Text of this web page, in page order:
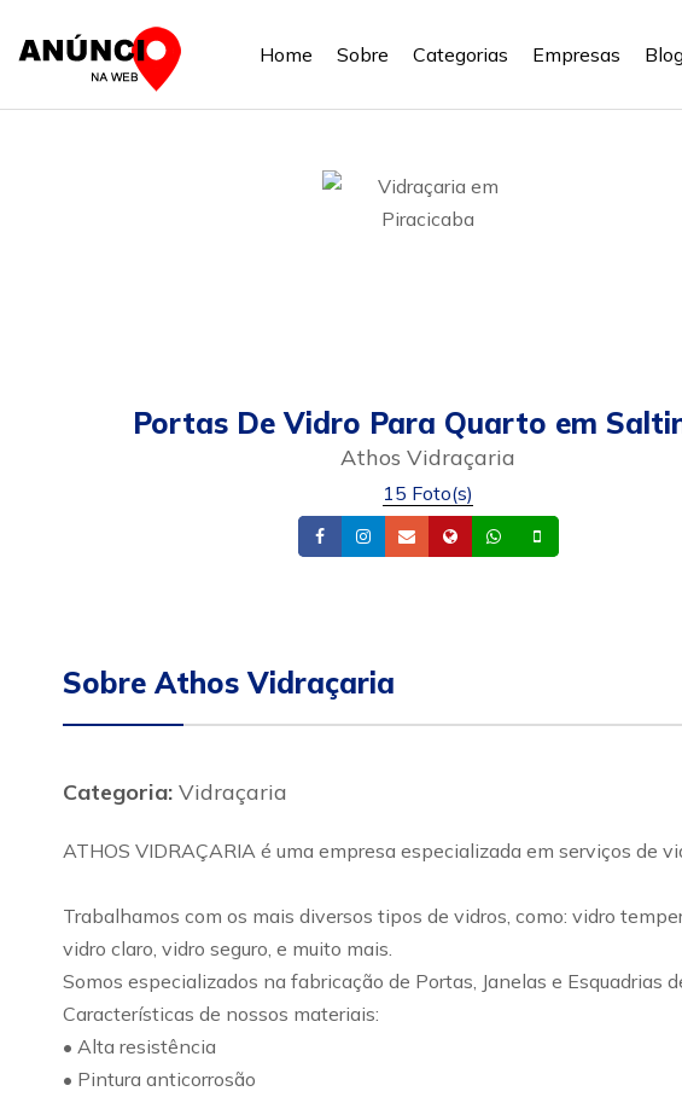
Home Sobre Categorias Empresas
Portas De Vidro Para Quarto em
Athos Vidraçaria
15 Foto(s)
FacebookInstagram
Email Site Whatsapp
Sobre Athos Vidraçaria
Categoria: Vidraçaria
ATHOS VIDRAÇARIA é uma empresa especializada em serviços de
Trabalhamos com os mais diversos tipos de vidros, como: vidro
vidro claro, vidro seguro, e muito mais.
Somos especializados na fabricação de Portas, Janelas e
Características de nossos materiais:
• Alta resistência
• Pintura anticorrosão